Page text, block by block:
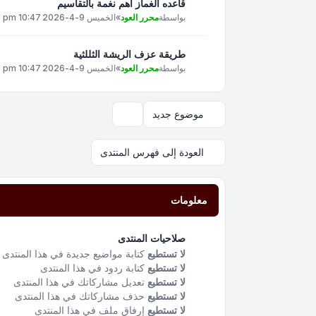
قاعده الغماز اهم نغمة بالتقاسيم
بواسطةمحرر العود»الخميس 9-4-2026 10:47 pm
طريقة عزف الريشة الثللثية
بواسطةمحرر العود»الخميس 9-4-2026 10:47 pm
موضوع جديد
العودة إلى فهرس المنتدى
معلومات
صلاحيات المنتدى
لا تستطيع كتابة مواضيع جديدة في هذا المنتدى
لا تستطيع كتابة ردود في هذا المنتدى
لا تستطيع تعديل مشاركاتك في هذا المنتدى
لا تستطيع حذف مشاركاتك في هذا المنتدى
لا تستطيع إرفاق ملف في هذا المنتدى